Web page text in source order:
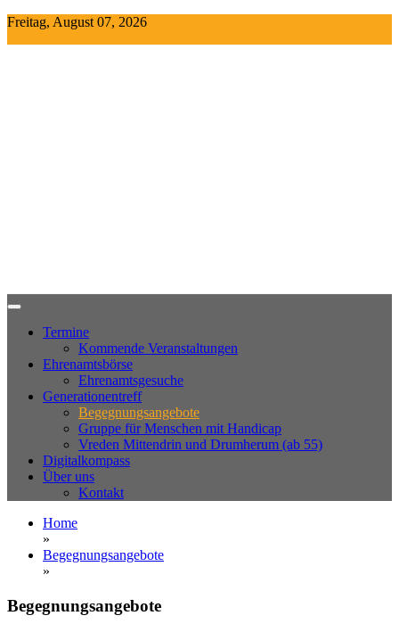
Skip
Freitag, August 07, 2026
Termine
Kommende Veranstaltungen
Ehrenamtsbörse
Ehrenamtsgesuche
Generationentreff
Begegnungsangebote
Gruppe für Menschen mit Handicap
Vreden Mittendrin und Drumherum (ab 55)
Digitalkompass
Über uns
Kontakt
Home
»
Begegnungsangebote
»
Begegnungsangebote